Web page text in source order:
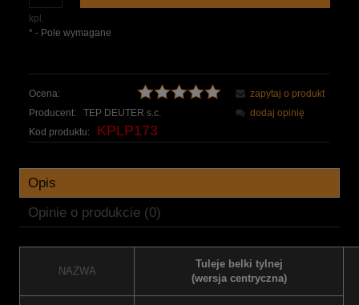
kpl.
* - Pole wymagane
Ocena:
Producent:
TEP DEUTER s.c.
Kod produktu:
KPLP173
zapytaj o produkt
dodaj opinię
Opis
Opinie o produkcie (0)
NAZWA
Tuleje belki tylnej
(wersja centryczna)